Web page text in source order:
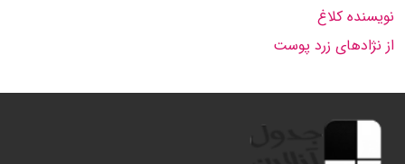
نویسنده كلاغ
از نژادهای زرد پوست